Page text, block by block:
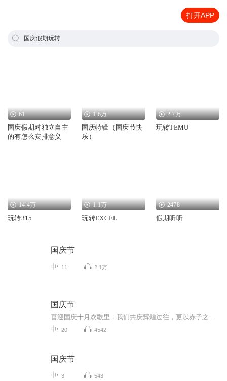
打开APP
国庆假期玩转
61
国庆假期对独立自主
的有怎么安排意义
1.6万
国庆特辑（国庆节快
乐）
2.7万
玩转TEMU
14.4万
玩转315
1.1万
玩转EXCEL
2478
假期听听
国庆节
11 2.1万
国庆节
20 4542
国庆节
3 543